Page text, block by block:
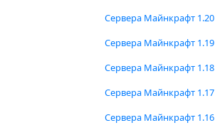
Сервера Майнкрафт 1.20
Сервера Майнкрафт 1.19
Сервера Майнкрафт 1.18
Сервера Майнкрафт 1.17
Сервера Майнкрафт 1.16